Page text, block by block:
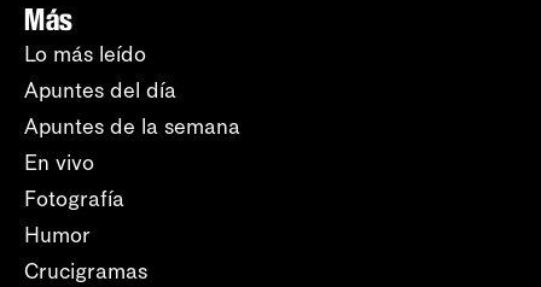
Más
Lo más leído
Apuntes del día
Apuntes de la semana
En vivo
Fotografía
Humor
Crucigramas